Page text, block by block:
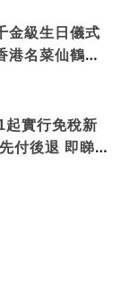
金級生日儀式
港名菜仙鶴神
起實行免稅新
付後退 即睇步